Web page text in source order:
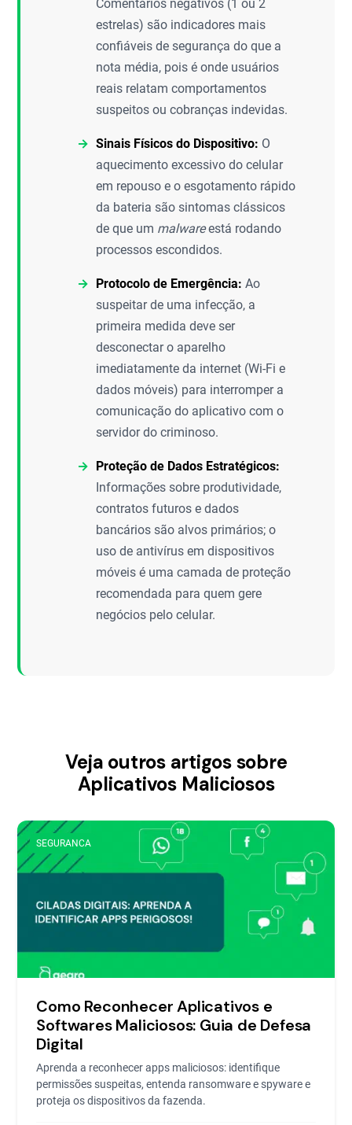
Comentários negativos (1 ou 2
estrelas) são indicadores mais
confiáveis de segurança do que a
nota média, pois é onde usuários
reais relatam comportamentos
suspeitos ou cobranças indevidas.
Sinais Físicos do Dispositivo: O
aquecimento excessivo do celular
em repouso e o esgotamento rápido
da bateria são sintomas clássicos
de que um malwareestá rodando
processos escondidos.
Protocolo de Emergência: Ao
suspeitar de uma infecção, a
primeira medida deve ser
desconectar o aparelho
imediatamente da internet (Wi-Fi e
dados móveis) para interromper a
comunicação do aplicativo com o
servidor do criminoso.
Proteção de Dados Estratégicos:
Informações sobre produtividade,
contratos futuros e dados
bancários são alvos primários; o
uso de antivírus em dispositivos
móveis é uma camada de proteção
recomendada para quem gere
negócios pelo celular.
Veja outros artigos sobre
Aplicativos Maliciosos
SEGURANCA
Como Reconhecer Aplicativos e
Softwares Maliciosos: Guia de Defesa
Digital
Aprenda a reconhecer apps maliciosos: identifique
permissões suspeitas, entenda ransomware e spyware e
proteja os dispositivos da fazenda.